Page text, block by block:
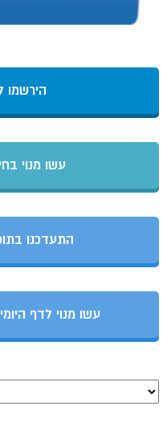
הירשמו
עשו מנוי
התעדכנו
עשו מנוי לדף